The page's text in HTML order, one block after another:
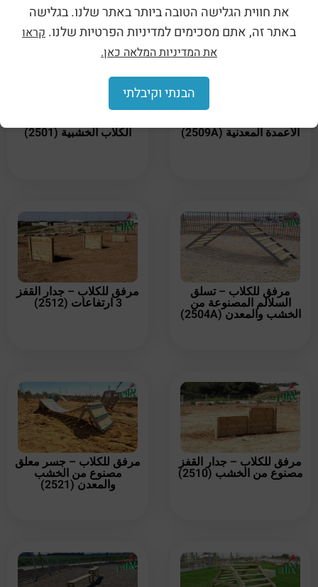
الأعمدة المعدنية (2509A) الكلاب الخشبية (2501)
مرفق للكلاب – تسلق
السلالم المصنوعة من
الخشب والمعدن (2504A)
مرفق للكلاب – جدار القفز
3 ارتفاعات (2512)
مرفق للكلاب – جدار القفز
مصنوع من الخشب (2510)
مرفق للكلاب – جسر معلق
مصنوع من الخشب
والمعدن (2521)
את חווית הגלישה הטובה ביותר באתר שלנו. בגלישה
באתר זה, אתם מסכימים למדיניות הפרטיות שלנו. קראו
את המדיניות המלאה כאן.
הבנתי וקיבלתי